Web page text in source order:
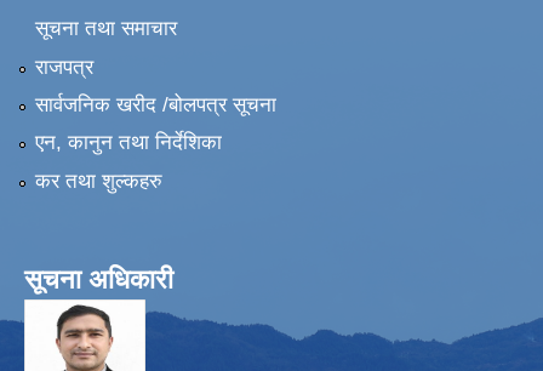
सूचना तथा समाचार
राजपत्र
सार्वजनिक खरीद /बोलपत्र सूचना
एन, कानुन तथा निर्देशिका
कर तथा शुल्कहरु
सूचना अधिकारी